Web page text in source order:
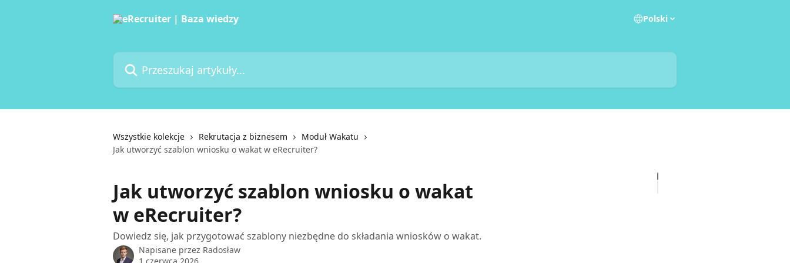
Polski
Przeszukaj artykuły...
Wszystkie kolekcje Rekrutacja z biznesem
Moduł Wakatu
Jak utworzyć szablon wniosku o wakat w eRecruiter?
Jak utworzyć szablon wniosku o wakat
w eRecruiter?
Dowiedz się, jak przygotować szablony niezbędne do składania wniosków o wakat.
Napisane przez Radosław